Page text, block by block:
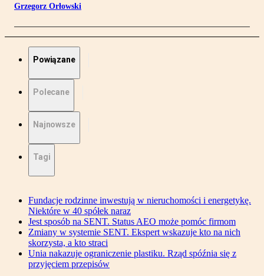
Grzegorz Orłowski
Powiązane
Polecane
Najnowsze
Tagi
Fundacje rodzinne inwestują w nieruchomości i energetykę.
Niektóre w 40 spółek naraz
Jest sposób na SENT. Status AEO może pomóc firmom
Zmiany w systemie SENT. Ekspert wskazuje kto na nich
skorzysta, a kto straci
Unia nakazuje ograniczenie plastiku. Rząd spóźnia się z
przyjęciem przepisów